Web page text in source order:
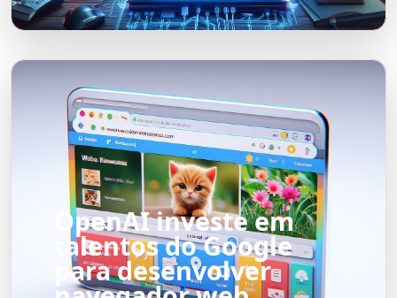
OpenAI investe em
talentos do Google
para desenvolver